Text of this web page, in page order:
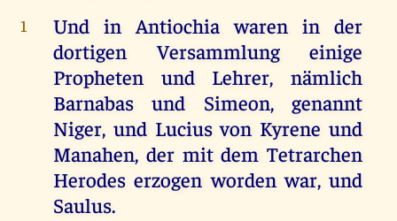
1 Und inAntiochiawaren in der
dortigenVersammlung
einige
Propheten
und Lehrer,nämlich
Barnabas
und Simeon,genannt
Niger, undLuciusvon Kyrene und
Manahen, der mit dem Tetrarchen
Herodes erzogen worden war,und
Saulus.